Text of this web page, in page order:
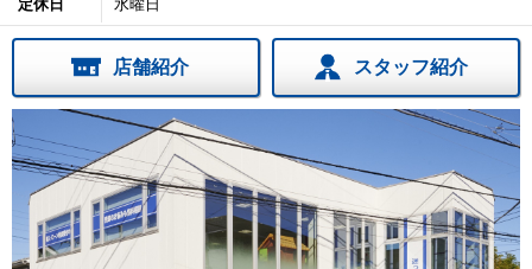
定休日 水曜日
店舗紹介 スタッフ紹介